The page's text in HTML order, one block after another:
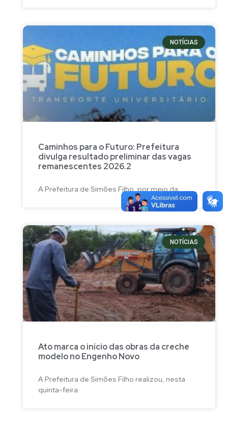
NOTÍCIAS
Caminhos para o Futuro: Prefeitura
divulga resultado preliminar das vagas
remanescentes 2026.2
A Prefeitura de Simões Filho, por meio da
NOTÍCIAS
Ato marca o início das obras da creche
modelo no Engenho Novo
A Prefeitura de Simões Filho realizou, nesta
quinta-feira